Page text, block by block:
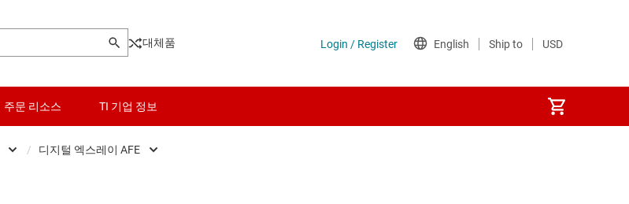
대체품
주문 리소스 TI 기업 정보
/ 디지털 엑스레이 AFE